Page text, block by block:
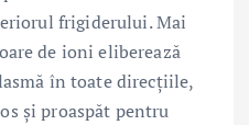
frigiderului. Mai
de ioni eliberează
în toate direcțiile,
și proaspăt pentru